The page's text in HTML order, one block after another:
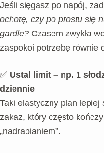
Jeśli sięgasz po napój,
ochotę, czy po prostu się
gardle? Czasem zwykła
zaspokoi potrzebę równie
✅ Ustal limit – np. 1
dziennie
Taki elastyczny plan lepiej
zakaz, który często
„nadrabianiem”.